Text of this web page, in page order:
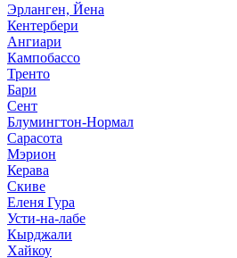
Эрланген, Йена
Кентербери
Ангиари
Кампобассо
Тренто
Бари
Сент
Блумингтон-Нормал
Сарасота
Мэрион
Керава
Скиве
Еленя Гура
Усти-на-лабе
Кырджали
Хайкоу